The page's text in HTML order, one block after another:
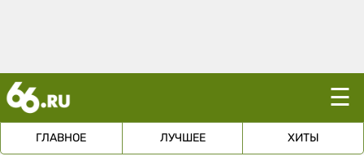
☰
ГЛАВНОЕ ЛУЧШЕЕ ХИТЫ